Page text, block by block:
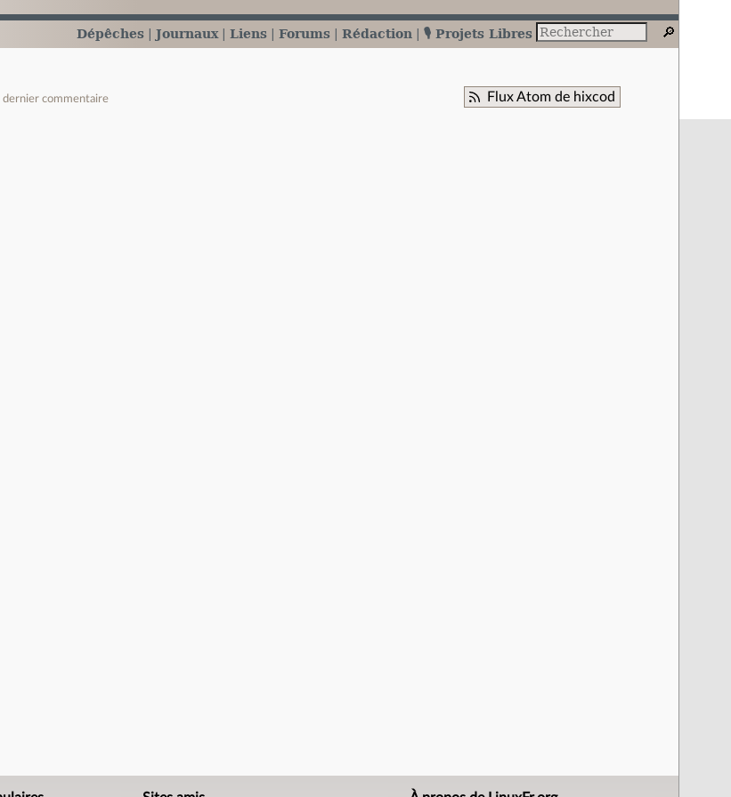
Dépêches Journaux Liens Forums Rédaction 🎙️ Projets Libres
Flux Atom de hixcod
dernier commentaire